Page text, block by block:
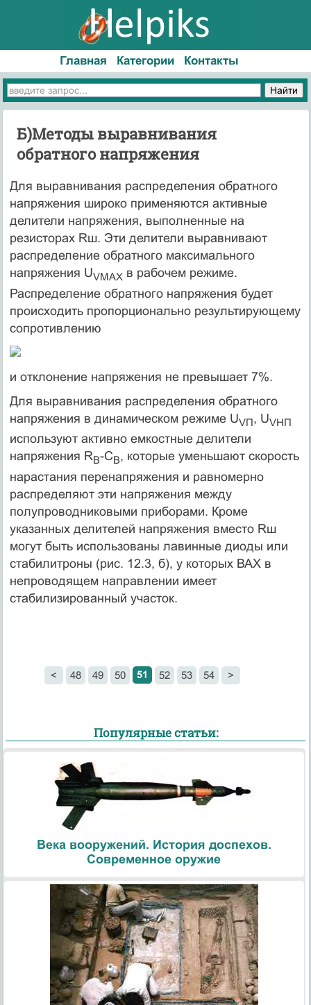
Главная Категории Контакты
Б)Методы выравнивания
обратного напряжения
Для выравнивания распределения обратного
напряжения широко применяются активные
делители напряжения, выполненные на
резисторах Rш. Эти делители выравнивают
распределение обратного максимального
напряжения UVMAXв рабочем режиме.
Распределение обратного напряжения будет
происходить пропорционально результирующему
сопротивлению
и отклонение напряжения не превышает 7%.
Для выравнивания распределения обратного
напряжения в динамическом режиме UVП, UVНП
используют активно емкостные делители
напряжения RB-CB, которые уменьшают скорость
нарастания перенапряжения и равномерно
распределяют эти напряжения между
полупроводниковыми приборами. Кроме
указанных делителей напряжения вместо Rш
могут быть использованы лавинные диоды или
стабилитроны (рис. 12.3, б), у которых ВАХ в
непроводящем направлении имеет
стабилизированный участок.
< 48 49 50 51 52 53 54 >
Популярные статьи:
Века вооружений. История доспехов.
Современное оружие